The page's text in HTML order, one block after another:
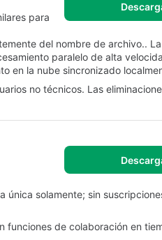
para
del nombre de archivo..
paralelo de alta
en la nube sincronizado
no técnicos. Las
única solamente; sin
funciones de colaboración en